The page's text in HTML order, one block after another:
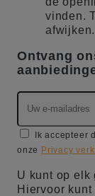
vinden.
afwijken.
Ontvang
Ik accepteer
onze Privacy
U kunt op elk
Hiervoor